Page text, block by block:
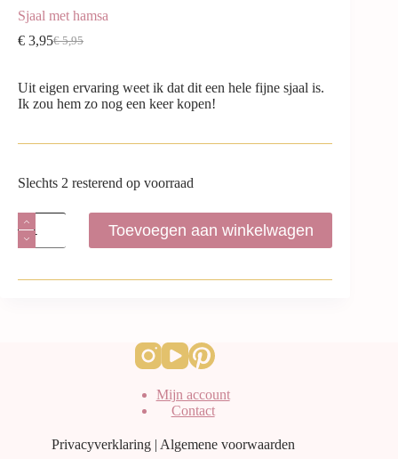
Sjaal met hamsa
€5,95
€ 3,95
Uit eigen ervaring weet ik dat dit een hele fijne sjaal is.
Ik zou hem zo nog een keer kopen!
Slechts 2 resterend op voorraad
Toevoegen aan winkelwagen
Mijn account
Contact
Privacyverklaring | Algemene voorwaarden